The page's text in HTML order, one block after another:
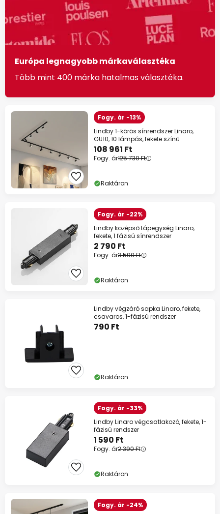
Európa legnagyobb márkaválasztéka
Több mint 400 márka hatalmas választéka.
Fogy. ár -13%
Lindby 1-körös sínrendszer Linaro,
GU10, 10 lámpás, fekete színű
108 961 Ft
Fogy. ár125 730 Ft
Raktáron
Fogy. ár -22%
Lindby középső tápegység Linaro,
fekete, 1 fázisú sínrendszer
2 790 Ft
Fogy. ár3 590 Ft
Raktáron
Lindby végzáró sapka Linaro, fekete,
csavaros, 1-fázisú rendszer
790 Ft
Raktáron
Fogy. ár -33%
Lindby Linaro végcsatlakozó, fekete, 1-
fázisú rendszer
1 590 Ft
Fogy. ár2 390 Ft
Raktáron
Fogy. ár -24%